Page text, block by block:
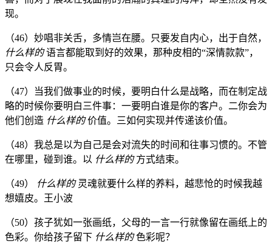
现。
（46）妙唱非关舌，多情岂在腰。只要发自内心，出于自然，
什么样的语言都能取到好的效果，那种皮相的“深情款款”，
只会令人反胃。
（47）当我们做事业的时候，要明白什么是战略，而在制定战
略的时候你要明白三件事：一要明白谁是你的客户。二你会为
他们创造 什么样的价值。三如何实现并传递该价值。
（48）我总是以为自己是会对流失的时间和往事习惯的。不管
在哪里，碰到谁。以 什么样的方式结束。
（49） 什么样的灵魂就要什么样的养料，越悲怆的时候我越
想嬉皮。王小波
（50）孩子犹如一张画纸，父母的一言一行就像留在画纸上的
色彩。你给孩子留下 什么样的色彩呢？